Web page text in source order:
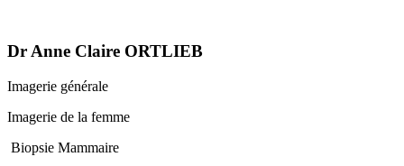
Dr Anne Claire ORTLIEB
Imagerie générale
Imagerie de la femme
Biopsie Mammaire